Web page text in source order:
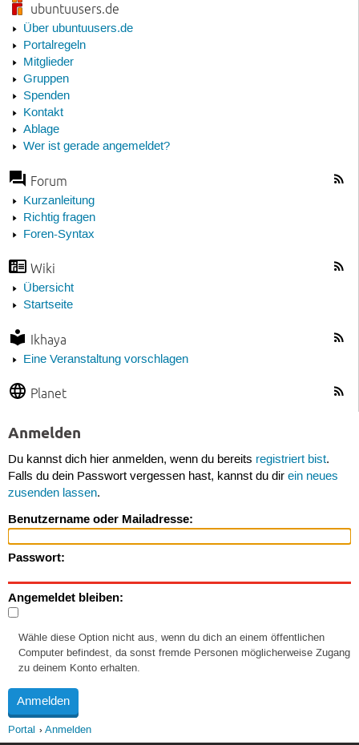
ubuntuusers.de
Über ubuntuusers.de
Portalregeln
Mitglieder
Gruppen
Spenden
Kontakt
Ablage
Wer ist gerade angemeldet?
Forum
Kurzanleitung
Richtig fragen
Foren-Syntax
Wiki
Übersicht
Startseite
Ikhaya
Eine Veranstaltung vorschlagen
Planet
Anmelden
Du kannst dich hier anmelden, wenn du bereits registriert bist.
Falls du dein Passwort vergessen hast, kannst du dir ein neues
zusenden lassen.
Benutzername oder Mailadresse:
Passwort:
Angemeldet bleiben:
Wähle diese Option nicht aus, wenn du dich an einem öffentlichen
Computer befindest, da sonst fremde Personen möglicherweise Zugang
zu deinem Konto erhalten.
Portal Anmelden